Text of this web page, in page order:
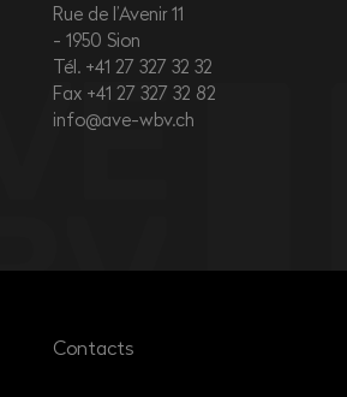
Rue de l’Avenir 11
1950 Sion
Tél. +41 27 327 32 32
Fax +41 27 327 32 82
info@ave-wbv.ch
Contacts